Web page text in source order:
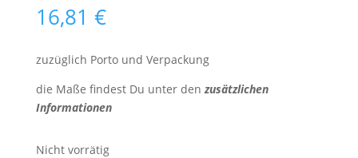
16,81 €
zuzüglich Porto und Verpackung
die Maße findest Du unter denzusätzlichen
Informationen
Nicht vorrätig